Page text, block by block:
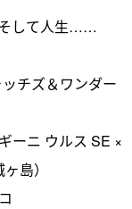
そして人生……
チズ＆ワンダー
ーニ ウルス SE ×
島）